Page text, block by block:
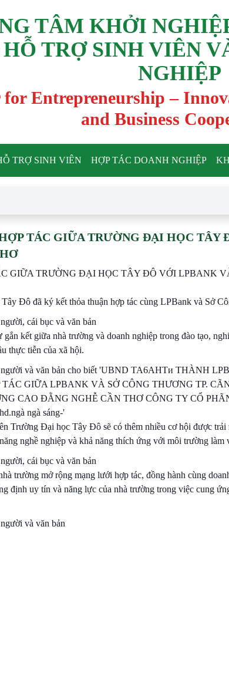
TÂM KHỞI
TRỢ SINH VIÊN
NGHIỆP
for Entrepreneurship –
and Business
TRỢ SINH VIÊN HỢP TÁC DOANH NGHIỆP
TÁC GIỮA TRƯỜNG ĐẠI HỌC TÂY
GIỮA TRƯỜNG ĐẠI HỌC TÂY ĐÔ VỚI LPBANK
Đô đã ký kết thỏa thuận hợp tác cùng LPBank và Sở
kết giữa nhà trường và doanh nghiệp trong đào tạo,
thực tiễn của xã hội.
Trường Đại học Tây Đô sẽ có thêm nhiều cơ hội được trải
nghề nghiệp và khả năng thích ứng với môi trường làm
trường mở rộng mạng lưới hợp tác, đồng hành cùng
định uy tín và năng lực của nhà trường trong việc cung